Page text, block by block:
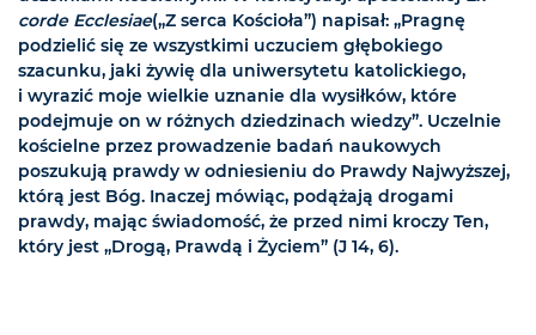
corde Ecclesiae(„Z serca Kościoła”) napisał: „Pragnę
podzielić się ze wszystkimi uczuciem głębokiego
szacunku, jaki żywię dla uniwersytetu katolickiego,
i wyrazić moje wielkie uznanie dla wysiłków, które
podejmuje on w różnych dziedzinach wiedzy”. Uczelnie
kościelne przez prowadzenie badań naukowych
poszukują prawdy w odniesieniu do Prawdy Najwyższej,
którą jest Bóg. Inaczej mówiąc, podążają drogami
prawdy, mając świadomość, że przed nimi kroczy Ten,
który jest „Drogą, Prawdą i Życiem” (J 14, 6).